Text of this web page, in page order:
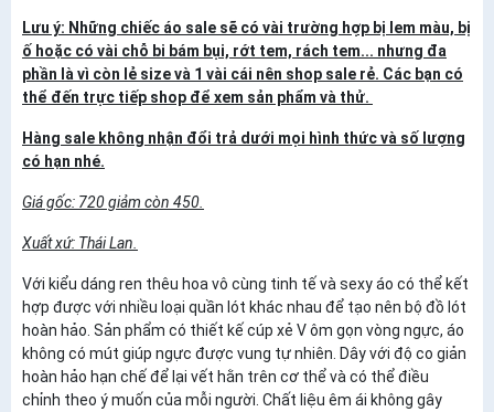
Lưu ý: Những chiếc áo sale sẽ có vài trường hợp bị lem màu, bị
ố hoặc có vài chỗ bi bám bụi, rớt tem, rách tem... nhưng đa
phần là vì còn lẻ size và 1 vài cái nên shop sale rẻ. Các bạn có
thể đến trực tiếp shop để xem sản phẩm và thử.
Hàng sale không nhận đổi trả dưới mọi hình thức và số lượng
có hạn nhé.
Giá gốc: 720 giảm còn 450.
Xuất xứ: Thái Lan
Với kiểu dáng ren thêu hoa vô cùng tinh tế và sexy áo có thể kết
hợp được với nhiều loại quần lót khác nhau để tạo nên bộ đồ lót
hoàn hảo. Sản phẩm có thiết kế cúp xẻ V ôm gọn vòng ngực, áo
không có mút giúp ngực được vung tự nhiên. Dây với độ co giản
hoàn hảo hạn chế để lại vết hằn trên cơ thể và có thể điều
chỉnh theo ý muốn của mỗi người. Chất liệu êm ái không gây